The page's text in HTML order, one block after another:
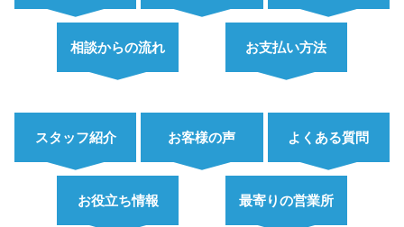
相談からの流れ お支払い方法
スタッフ紹介 お客様の声 よくある質問
お役立ち情報 最寄りの営業所